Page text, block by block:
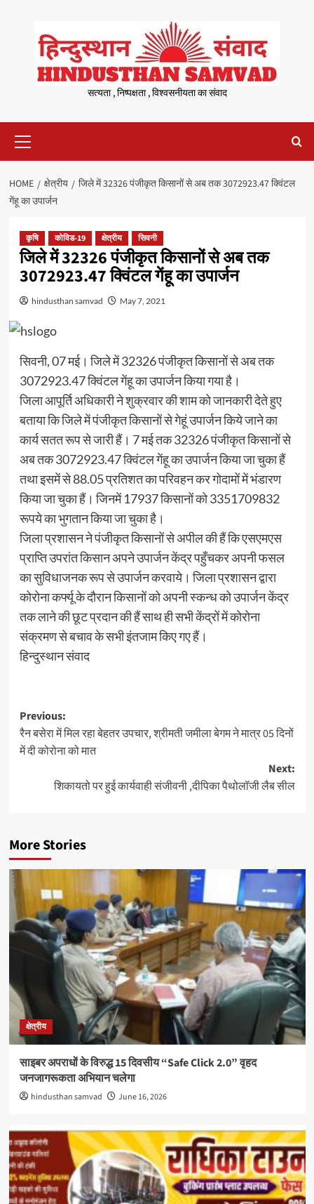
content
सत्यता , निष्पक्षता , विश्वसनीयता का संवाद
Menu
HOME क्षेत्रीय
जिले में 32326 पंजीकृत किसानों से अब तक 3072923.47 क्विंटल
गेंहू का उपार्जन
कृषि कोविड-19 क्षेत्रीय सिवनी
जिले में 32326 पंजीकृत किसानों से अब तक
3072923.47 क्विंटल गेंहू का उपार्जन
hindusthan samvad May 7, 2021
सिवनी, 07 मई। जिले में 32326 पंजीकृत किसानों से अब तक
3072923.47 क्विंटल गेंहू का उपार्जन किया गया है।
जिला आपूर्ति अधिकारी ने शुक्रवार की शाम को जानकारी देते हुए
बताया कि जिले में पंजीकृत किसानों से गेहूं उपार्जन किये जाने का
कार्य सतत रूप से जारी हैं। 7 मई तक 32326 पंजीकृत किसानों से
अब तक 3072923.47 क्विंटल गेंहू का उपार्जन किया जा चुका हैं
तथा इसमें से 88.05 प्रतिशत का परिवहन कर गोदामों में भंडारण
किया जा चुका हैं। जिनमें 17937 किसानों को 3351709832
रूपये का भुगतान किया जा चुका है।
जिला प्रशासन ने पंजीकृत किसानों से अपील की हैं कि एसएमएस
प्राप्ति उपरांत किसान अपने उपार्जन केंद्र पहुँचकर अपनी फसल
का सुविधाजनक रूप से उपार्जन करवाये। जिला प्रशासन द्वारा
कोरोना कर्फ्यू के दौरान किसानों को अपनी स्कन्ध को उपार्जन केंद्र
तक लाने की छूट प्रदान की हैं साथ ही सभी केंद्रों में कोरोना
संक्रमण से बचाव के सभी इंतजाम किए गए हैं।
हिन्दुस्थान संवाद
Post
navigation
Previous:
रैन बसेरा में मिल रहा बेहतर उपचार, श्रीमती जमीला बेगम ने मात्र 05 दिनों
में दी कोरोना को मात
Next:
शिकायतो पर हुई कार्यवाही संजीवनी ,दीपिका पैथोलॉजी लैब सील
More Stories
क्षेत्रीय
साइबर अपराधों के विरुद्ध 15 दिवसीय “Safe Click 2.0” वृहद
जनजागरूकता अभियान चलेगा
hindusthan samvad June 16, 2026